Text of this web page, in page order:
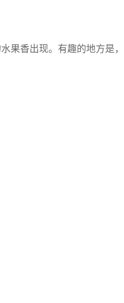
果香出现。有趣的地方是，